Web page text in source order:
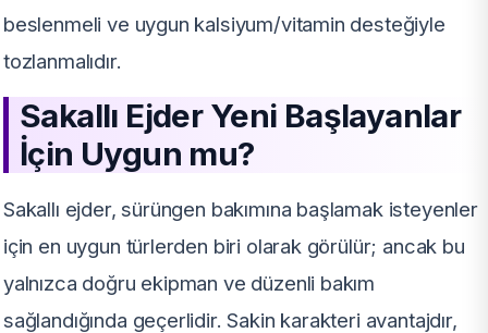
beslenmeli ve uygun kalsiyum/vitamin desteğiyle
tozlanmalıdır.
Sakallı Ejder Yeni Başlayanlar
İçin Uygun mu?
Sakallı ejder, sürüngen bakımına başlamak isteyenler
için en uygun türlerden biri olarak görülür; ancak bu
yalnızca doğru ekipman ve düzenli bakım
sağlandığında geçerlidir. Sakin karakteri avantajdır,